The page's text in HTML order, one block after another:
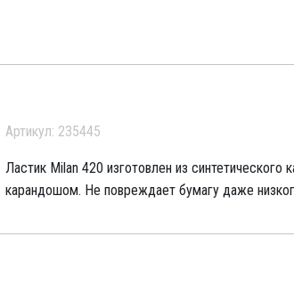
Артикул: 235445
Ластик Milan 420 изготовлен из
карандошом. Не повреждает бумагу даже